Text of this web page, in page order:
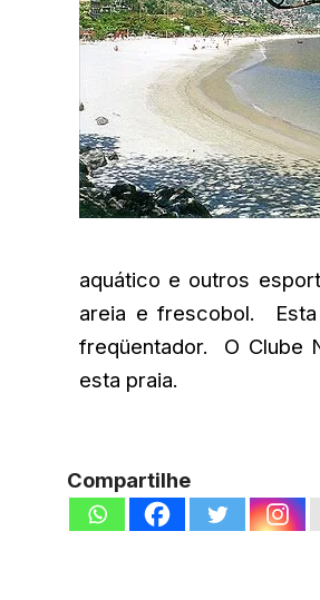
aquático e outros
areia e frescobol. Esta
freqüentador. O Clube
esta praia.
Compartilhe